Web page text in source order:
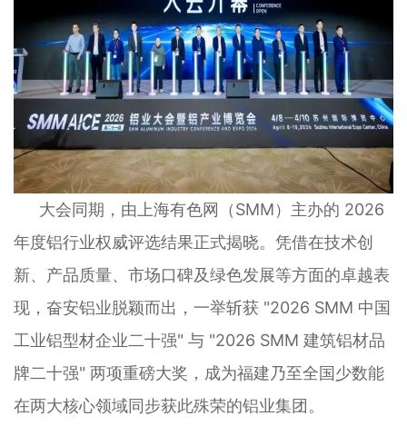
大会同期，由上海有色网（SMM）主办的 2026
年度铝行业权威评选结果正式揭晓。凭借在技术创
新、产品质量、市场口碑及绿色发展等方面的卓越表
现，奋安铝业脱颖而出，一举斩获 "2026 SMM 中国
工业铝型材企业二十强" 与 "2026 SMM 建筑铝材品
牌二十强" 两项重磅大奖，成为福建乃至全国少数能
在两大核心领域同步获此殊荣的铝业集团。